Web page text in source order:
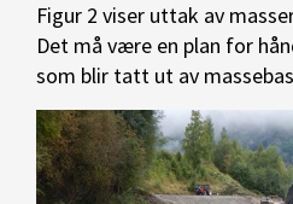
Figur 2 viser uttak av
Det må være en plan for
som blir tatt ut av